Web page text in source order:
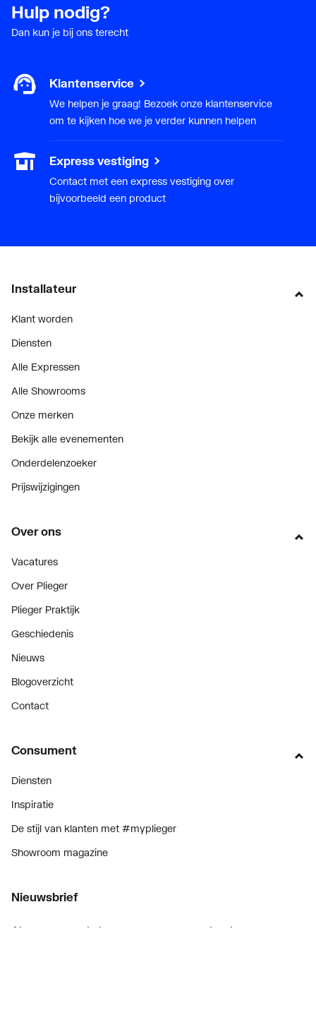
Hulp nodig?
Dan kun je bij ons terecht
Klantenservice
We helpen je graag! Bezoek onze klantenservice
om te kijken hoe we je verder kunnen helpen
Express vestiging
Contact met een express vestiging over
bijvoorbeeld een product
Installateur
Klant worden
Diensten
Alle Expressen
Alle Showrooms
Onze merken
Bekijk alle evenementen
Onderdelenzoeker
Prijswijzigingen
Over ons
Vacatures
Over Plieger
Plieger Praktijk
Geschiedenis
Nieuws
Blogoverzicht
Contact
Consument
Diensten
Inspiratie
De stijl van klanten met #myplieger
Showroom magazine
Nieuwsbrief
Als eerste op de hoogte van onze aanbiedingen en